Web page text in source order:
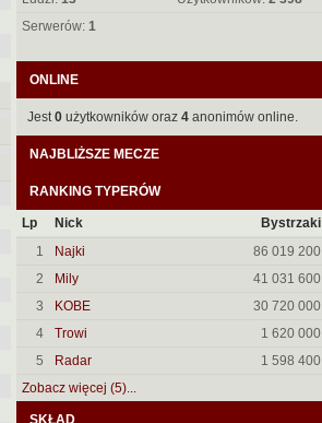
Serwerów: 1
ONLINE
Jest0użytkowników oraz 4anonimów online.
NAJBLIŻSZE MECZE
RANKING TYPERÓW
Lp Nick
Bystrzaki
1
Najki
86 019 200
2
Mily
41 031 600
3
KOBE
30 720 000
4
Trowi
1 620 000
5
Radar
1 598 400
Zobacz więcej (5)...